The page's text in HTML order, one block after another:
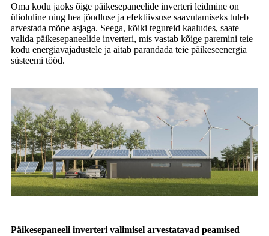
Oma kodu jaoks õige päikesepaneelide inverteri leidmine on
ülioluline ning hea jõudluse ja efektiivsuse saavutamiseks tuleb
arvestada mõne asjaga. Seega, kõiki tegureid kaaludes, saate
valida päikesepaneelide inverteri, mis vastab kõige paremini teie
kodu energiavajadustele ja aitab parandada teie päikeseenergia
süsteemi tööd.
Päikesepaneeli inverteri valimisel arvestatavad peamised